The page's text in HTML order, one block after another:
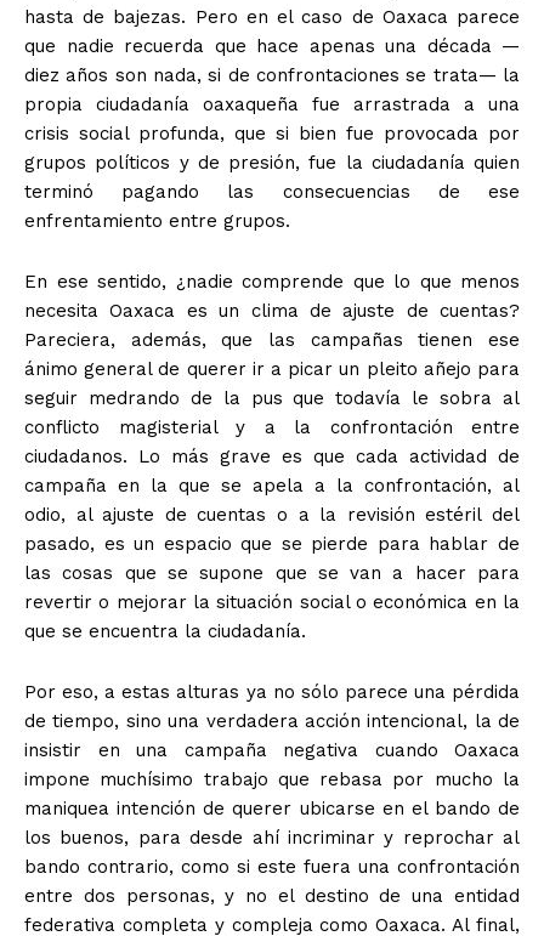
hasta de bajezas. Pero en el caso de Oaxaca parece
que nadie recuerda que hace apenas una década —
diez años son nada, si de confrontaciones se trata— la
propia ciudadanía oaxaqueña fue arrastrada a una
crisis social profunda, que si bien fue provocada por
grupos políticos y de presión, fue la ciudadanía quien
terminó pagando las consecuencias de ese
enfrentamiento entre grupos.
En ese sentido, ¿nadie comprende que lo que menos
necesita Oaxaca es un clima de ajuste de cuentas?
Pareciera, además, que las campañas tienen ese
ánimo general de querer ir a picar un pleito añejo para
seguir medrando de la pus que todavía le sobra al
conflicto magisterial y a la confrontación entre
ciudadanos. Lo más grave es que cada actividad de
campaña en la que se apela a la confrontación, al
odio, al ajuste de cuentas o a la revisión estéril del
pasado, es un espacio que se pierde para hablar de
las cosas que se supone que se van a hacer para
revertir o mejorar la situación social o económica en la
que se encuentra la ciudadanía.
Por eso, a estas alturas ya no sólo parece una pérdida
de tiempo, sino una verdadera acción intencional, la de
insistir en una campaña negativa cuando Oaxaca
impone muchísimo trabajo que rebasa por mucho la
maniquea intención de querer ubicarse en el bando de
los buenos, para desde ahí incriminar y reprochar al
bando contrario, como si este fuera una confrontación
entre dos personas, y no el destino de una entidad
federativa completa y compleja como Oaxaca. Al final,